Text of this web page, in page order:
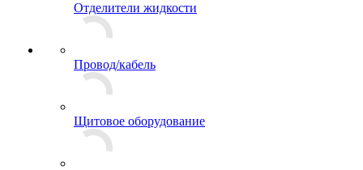
Отделители жидкости
Провод/кабель
Щитовое оборудование